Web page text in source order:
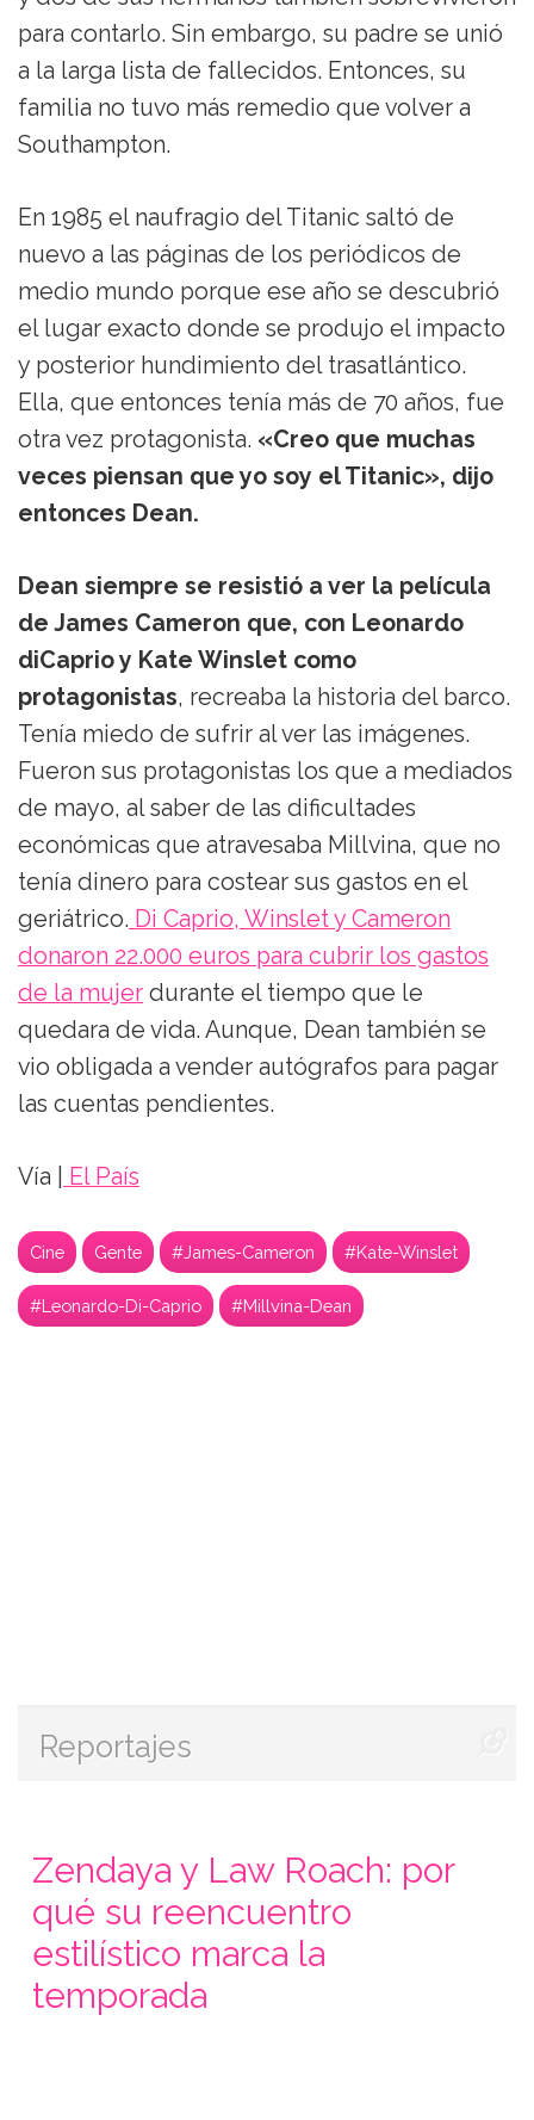
para contarlo. Sin embargo, su padre se unió
a la larga lista de fallecidos. Entonces, su
familia no tuvo más remedio que volver a
Southampton.
En 1985 el naufragio del Titanic saltó de
nuevo a las páginas de los periódicos de
medio mundo porque ese año se descubrió
el lugar exacto donde se produjo el impacto
y posterior hundimiento del trasatlántico.
Ella, que entonces tenía más de 70 años, fue
otra vez protagonista. «Creo que muchas
veces piensan que yo soy el Titanic», dijo
entonces Dean.
Dean siempre se resistió a ver la película
de James Cameron que, con Leonardo
diCaprio y Kate Winslet como
protagonistas, recreaba la historia del barco.
Tenía miedo de sufrir al ver las imágenes.
Fueron sus protagonistas los que a mediados
de mayo, al saber de las dificultades
económicas que atravesaba Millvina, que no
tenía dinero para costear sus gastos en el
geriátrico. Di Caprio, Winslet y Cameron
donaron 22.000 euros para cubrir los gastos
de la mujer durante el tiempo que le
quedara de vida. Aunque, Dean también se
vio obligada a vender autógrafos para pagar
las cuentas pendientes.
Vía | El País
Cine Gente #James-Cameron #Kate-Winslet
#Leonardo-Di-Caprio #Millvina-Dean
Reportajes
Zendaya y Law Roach: por
qué su reencuentro
estilístico marca la
temporada